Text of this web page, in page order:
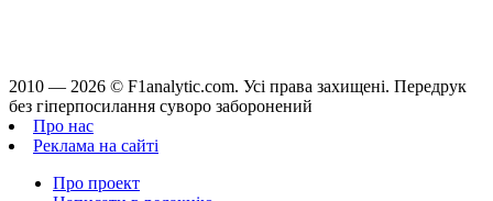
2010 — 2026 © F1analytic.com. Усi права захищенi. Передрук
без гіперпосилання суворо заборонений
Про нас
Реклама на сайті
Про проект